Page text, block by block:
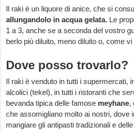
Il raki è un liquore di anice, che si
allungandolo in acqua gelata. Le
1 a 3, anche se a seconda del vostro
berlo più diluito, meno diluito o, come
Dove posso trovarlo?
Il raki è venduto in tutti i supermercati,
alcolici (tekel), in tutti i ristoranti che
bevanda tipica delle famose meyhane,
che assomigliano molto ai nostri, dove
mangiare gli antipasti tradizionali e